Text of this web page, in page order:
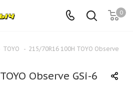
0
TOYO - 215/70R16 100H TOYO Observe
Observe GSi-6